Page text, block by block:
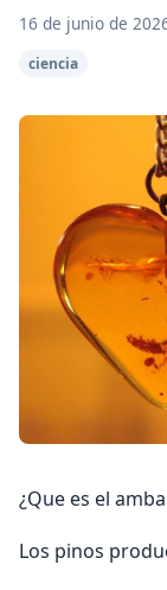
16 de junio de
ciencia
¿Que es el
Los pinos